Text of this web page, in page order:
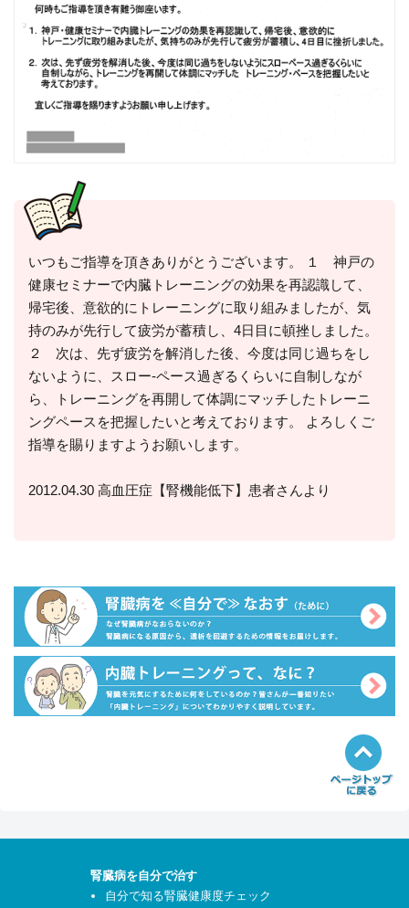
いつもご指導を頂きありがとうございます。 １ 神戸の
健康セミナーで内臓トレーニングの効果を再認識して、
帰宅後、意欲的にトレーニングに取り組みましたが、気
持のみが先行して疲労が蓄積し、4日目に頓挫しました。
２ 次は、先ず疲労を解消した後、今度は同じ過ちをし
ないように、スロー-ペース過ぎるくらいに自制しなが
ら、トレーニングを再開して体調にマッチしたトレーニ
ングペースを把握したいと考えております。 よろしくご
指導を賜りますようお願いします。
2012.04.30 高血圧症【腎機能低下】患者さんより
腎臓病を自分で治す
自分で知る腎臓健康度チェック